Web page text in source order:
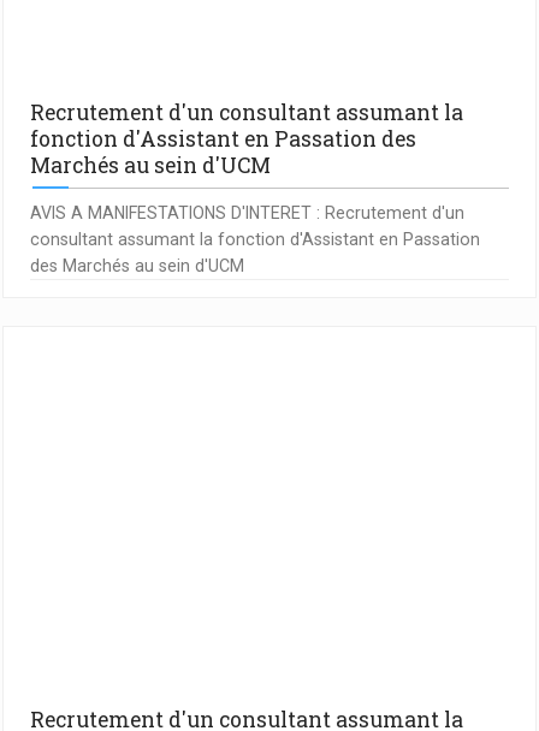
Recrutement d'un consultant assumant la
fonction d'Assistant en Passation des
Marchés au sein d'UCM
AVIS A MANIFESTATIONS D'INTERET : Recrutement d'un
consultant assumant la fonction d'Assistant en Passation
des Marchés au sein d'UCM
Recrutement d'un consultant assumant la